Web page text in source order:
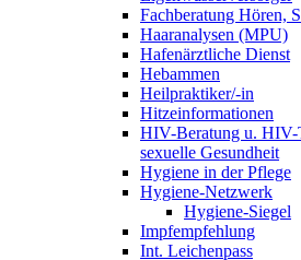
Fachberatung Hören,
Haaranalysen (MPU)
Hafenärztliche Dienst
Hebammen
Heilpraktiker/-in
Hitzeinformationen
HIV-Beratung u. HIV-
sexuelle Gesundheit
Hygiene in der Pflege
Hygiene-Netzwerk
Hygiene-Siegel
Impfempfehlung
Int. Leichenpass